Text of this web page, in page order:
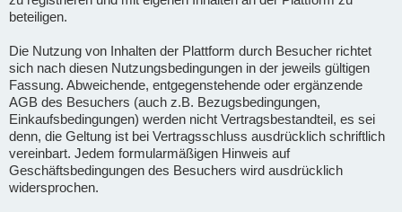
beteiligen.
Die Nutzung von Inhalten der Plattform durch Besucher richtet
sich nach diesen Nutzungsbedingungen in der jeweils gültigen
Fassung. Abweichende, entgegenstehende oder ergänzende
AGB des Besuchers (auch z.B. Bezugsbedingungen,
Einkaufsbedingungen) werden nicht Vertragsbestandteil, es sei
denn, die Geltung ist bei Vertragsschluss ausdrücklich schriftlich
vereinbart. Jedem formularmäßigen Hinweis auf
Geschäftsbedingungen des Besuchers wird ausdrücklich
widersprochen.